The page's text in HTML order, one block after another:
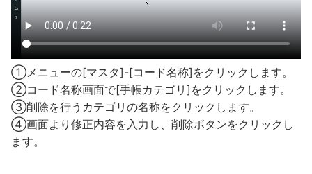
①メニューの[マスタ]-[コード名称]をクリックします。
②コード名称画面で[手帳カテゴリ]をクリックします。
③削除を行うカテゴリの名称をクリックします。
④画面より修正内容を入力し、削除ボタンをクリックし
ます。